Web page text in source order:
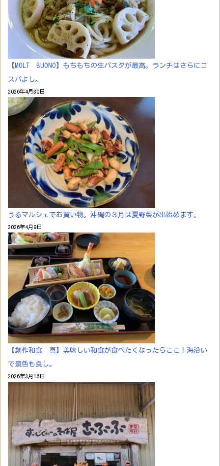
【MOLT BUONO】もちもちの生パスタが最高。ランチはさらにコ
スパよし。
2026年4月30日
うるマルシェでお買い物。沖縄の３月は夏野菜が出始めます。
2026年4月9日
【創作和食 真】美味しい和食が食べたくなったらここ！海沿い
で景色も良し。
2026年3月16日